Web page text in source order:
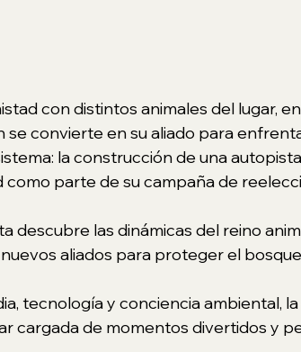
con distintos animales del lugar,
se convierte en su aliado para
la construcción de una autopista
parte de su campaña de
descubre las dinámicas del reino
aliados para proteger el
tecnología y conciencia ambiental,
cargada de momentos divertidos y